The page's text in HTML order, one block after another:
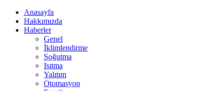
Anasayfa
Hakkımızda
Haberler
Genel
İklimlendirme
Soğutma
Isıtma
Yalıtım
Otomasyon